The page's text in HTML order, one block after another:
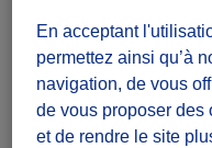
Fleury-les-
défi récurrent
En acceptant
permettez ainsi qu’à
navigation, de vous
de vous proposer des
et de rendre le site